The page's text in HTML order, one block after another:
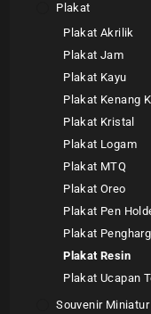
Plakat
Plakat Akrilik
Plakat Jam
Plakat Kayu
Plakat Kenang
Plakat Kristal
Plakat Logam
Plakat MTQ
Plakat Oreo
Plakat Pen
Plakat
Plakat Resin
Plakat Ucapan
Souvenir Miniatur